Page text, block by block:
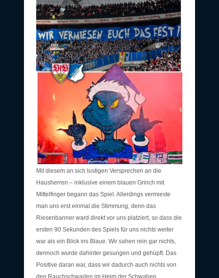
Mit diesem an sich lustigen Versprechen an die
Hausherren – inklusive einem blauen Grinch mit
Mittelfinger begann das Spiel. Allerdings vermieste
man uns erst einmal die Stimmung, denn das
Riesenbanner ward direkt vor uns platziert, so dass die
ersten 90 Sekunden des Spiels für uns nichts weiter
war als ein Blick ins Blaue. Wir sahen rein gar nichts,
dennoch wurde dahinter gesungen und gehüpft. Das
Positive daran war, dass wir dadurch auch nichts von
den Rauchschwaden im Heim der Schwaben